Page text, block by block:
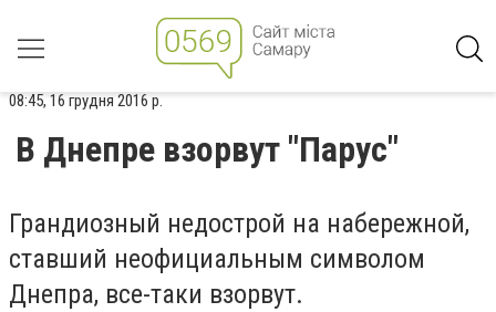
08:45, 16 грудня 2016 р.
В Днепре взорвут "Парус"
Грандиозный недострой на набережной,
ставший неофициальным символом
Днепра, все-таки взорвут.